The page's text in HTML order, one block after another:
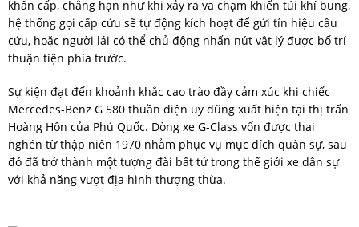
khẩn cấp, chẳng hạn như khi xảy ra va chạm khiến túi khí bung,
hệ thống gọi cấp cứu sẽ tự động kích hoạt để gửi tín hiệu cầu
cứu, hoặc người lái có thể chủ động nhấn nút vật lý được bố trí
thuận tiện phía trước.
Sự kiện đạt đến khoảnh khắc cao trào đầy cảm xúc khi chiếc
Mercedes-Benz G 580 thuần điện uy dũng xuất hiện tại thị trấn
Hoàng Hôn của Phú Quốc. Dòng xe G-Class vốn được thai
nghén từ thập niên 1970 nhằm phục vụ mục đích quân sự, sau
đó đã trở thành một tượng đài bất tử trong thế giới xe dân sự
với khả năng vượt địa hình thượng thừa.